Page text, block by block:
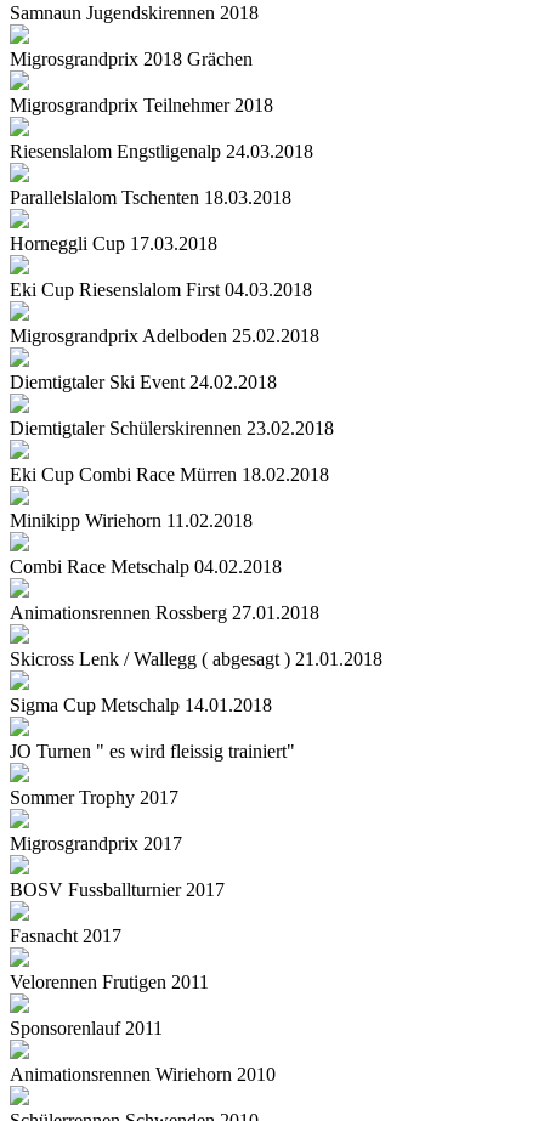
Samnaun Jugendskirennen 2018
Migrosgrandprix 2018 Grächen
Migrosgrandprix Teilnehmer 2018
Riesenslalom Engstligenalp 24.03.2018
Parallelslalom Tschenten 18.03.2018
Horneggli Cup 17.03.2018
Eki Cup Riesenslalom First 04.03.2018
Migrosgrandprix Adelboden 25.02.2018
Diemtigtaler Ski Event 24.02.2018
Diemtigtaler Schülerskirennen 23.02.2018
Eki Cup Combi Race Mürren 18.02.2018
Minikipp Wiriehorn 11.02.2018
Combi Race Metschalp 04.02.2018
Animationsrennen Rossberg 27.01.2018
Skicross Lenk / Wallegg ( abgesagt ) 21.01.2018
Sigma Cup Metschalp 14.01.2018
JO Turnen " es wird fleissig trainiert"
Sommer Trophy 2017
Migrosgrandprix 2017
BOSV Fussballturnier 2017
Fasnacht 2017
Velorennen Frutigen 2011
Sponsorenlauf 2011
Animationsrennen Wiriehorn 2010